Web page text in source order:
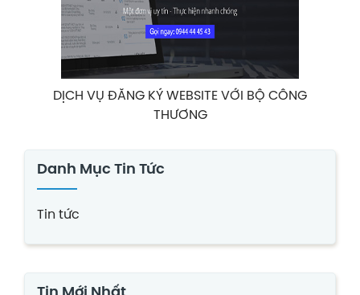
DỊCH VỤ ĐĂNG KÝ WEBSITE VỚI BỘ CÔNG
THƯƠNG
Danh Mục Tin Tức
Tin tức